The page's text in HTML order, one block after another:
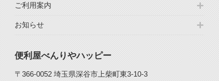
ご利用案内
お知らせ
便利屋べんりやハッピー
〒366-0052 埼玉県深谷市上柴町東3-10-3